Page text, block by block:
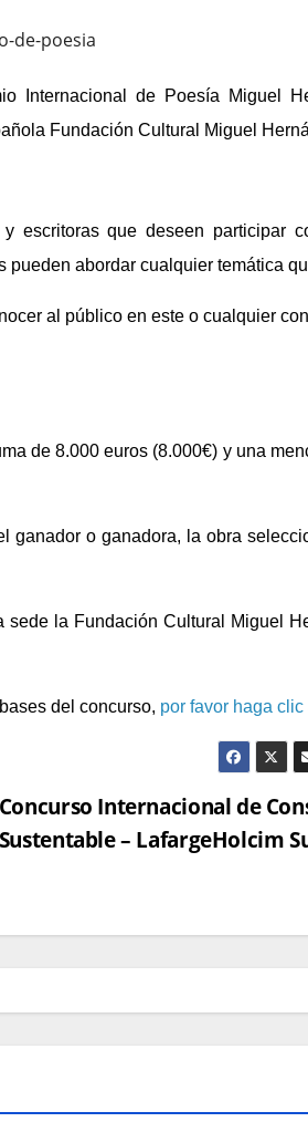
Internacional de Poesía Miguel
Fundación Cultural Miguel
escritoras que deseen participar
pueden abordar cualquier temática
al público en este o cualquier
de 8.000 euros (8.000€) y una
ganador o ganadora, la obra
la Fundación Cultural Miguel
del concurso, por favor haga clic
Concurso Internacional de
Sustentable – LafargeHolcim
NOTICIAS BECAS,